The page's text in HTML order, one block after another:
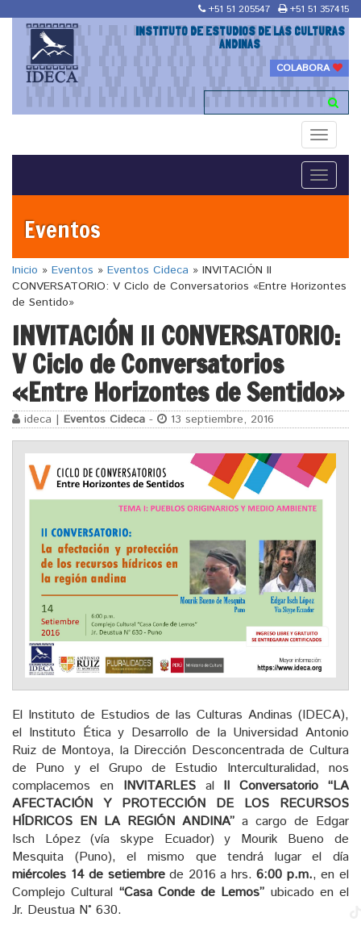
+51 51 205547 +51 51 357415
INSTITUTO DE ESTUDIOS DE LAS CULTURAS
ANDINAS
COLABORA
Toggle
Toggle
Eventos
Inicio » Eventos » Eventos Cideca » INVITACIÓN II
CONVERSATORIO: V Ciclo de Conversatorios «Entre Horizontes
de Sentido»
INVITACIÓN II CONVERSATORIO:
V Ciclo de Conversatorios
«Entre Horizontes de Sentido»
ideca | Eventos Cideca - 13 septiembre, 2016
El Instituto de Estudios de las Culturas Andinas (IDECA),
el Instituto Ética y Desarrollo de la Universidad Antonio
Ruiz de Montoya, la Dirección Desconcentrada de Cultura
de Puno y el Grupo de Estudio Interculturalidad, nos
complacemos en INVITARLES al II Conversatorio “LA
AFECTACIÓN Y PROTECCIÓN DE LOS RECURSOS
HÍDRICOS EN LA REGIÓN ANDINA” a cargo de Edgar
Isch López (vía skype Ecuador) y Mourik Bueno de
Mesquita (Puno), el mismo que tendrá lugar el día
miércoles 14 de setiembrede 2016 a hrs.6:00 p.m., en el
Complejo Cultural “Casa Conde de Lemos” ubicado en el
Jr. Deustua N° 630.